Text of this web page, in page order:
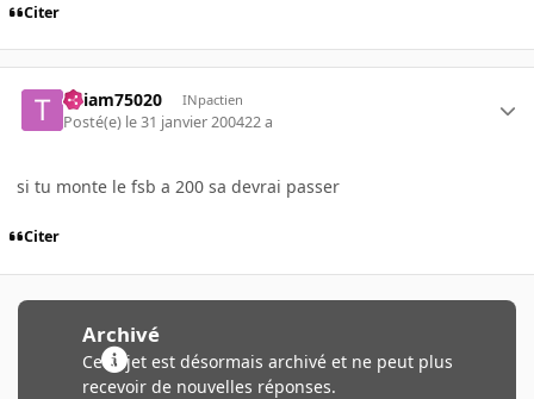
Citer
Thiam75020 INpactien
Posté(e) le 31 janvier 200422 a
si tu monte le fsb a 200 sa devrai passer
Citer
Archivé
Ce sujet est désormais archivé et ne peut plus
recevoir de nouvelles réponses.